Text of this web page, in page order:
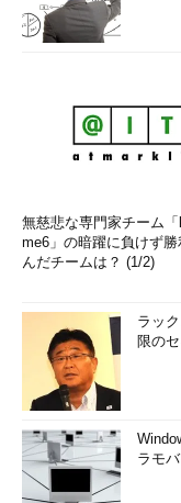
無慈悲な専門家チーム
me6」の暗躍に負けず
んだチームは？ (1/2)
ラッ
限の
ラモ